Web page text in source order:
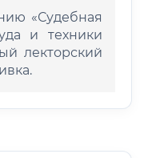
«Судебная
и техники
лекторский